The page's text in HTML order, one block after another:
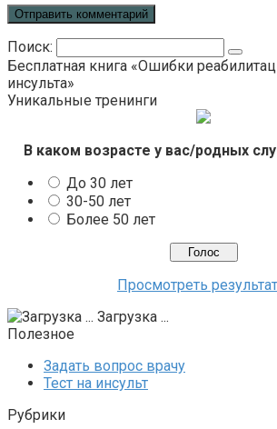
Поиск:
Бесплатная книга «Ошибки
инсульта»
Уникальные тренинги
В каком возрасте у вас/родных
До 30 лет
30-50 лет
Более 50 лет
Просмотреть
Загрузка ...
Полезное
Задать вопрос врачу
Тест на инсульт
Рубрики